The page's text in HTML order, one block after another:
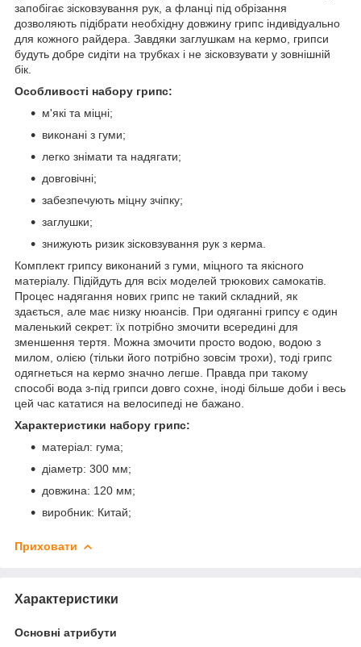
запобігає зісковзування рук, а фланці під обрізання
дозволяють підібрати необхідну довжину грипс індивідуально
для кожного райдера. Завдяки заглушкам на кермо, грипси
будуть добре сидіти на трубках і не зісковзувати у зовнішній
бік.
Особливості набору грипс:
м'які та міцні;
виконані з гуми;
легко знімати та надягати;
довговічні;
забезпечують міцну зчіпку;
заглушки;
знижують ризик зісковзування рук з керма.
Комплект грипсу виконаний з гуми, міцного та якісного
матеріалу. Підійдуть для всіх моделей трюкових самокатів.
Процес надягання нових грипс не такий складний, як
здається, але має низку нюансів. При одяганні грипсу є один
маленький секрет: їх потрібно змочити всередині для
зменшення тертя. Можна змочити просто водою, водою з
милом, олією (тільки його потрібно зовсім трохи), тоді грипс
одягнеться на кермо значно легше. Правда при такому
способі вода з-під грипси довго сохне, іноді більше доби і весь
цей час кататися на велосипеді не бажано.
Характеристики набору грипс:
матеріал: гума;
діаметр: 300 мм;
довжина: 120 мм;
виробник: Китай;
Приховати
Характеристики
Основні атрибути